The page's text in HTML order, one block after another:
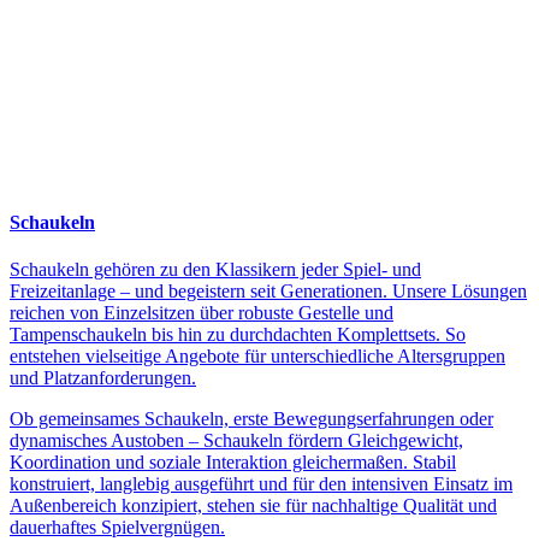
Schaukeln
Schaukeln gehören zu den Klassikern jeder Spiel- und
Freizeitanlage – und begeistern seit Generationen. Unsere Lösungen
reichen von Einzelsitzen über robuste Gestelle und
Tampenschaukeln bis hin zu durchdachten Komplettsets. So
entstehen vielseitige Angebote für unterschiedliche Altersgruppen
und Platzanforderungen.
Ob gemeinsames Schaukeln, erste Bewegungserfahrungen oder
dynamisches Austoben – Schaukeln fördern Gleichgewicht,
Koordination und soziale Interaktion gleichermaßen. Stabil
konstruiert, langlebig ausgeführt und für den intensiven Einsatz im
Außenbereich konzipiert, stehen sie für nachhaltige Qualität und
dauerhaftes Spielvergnügen.